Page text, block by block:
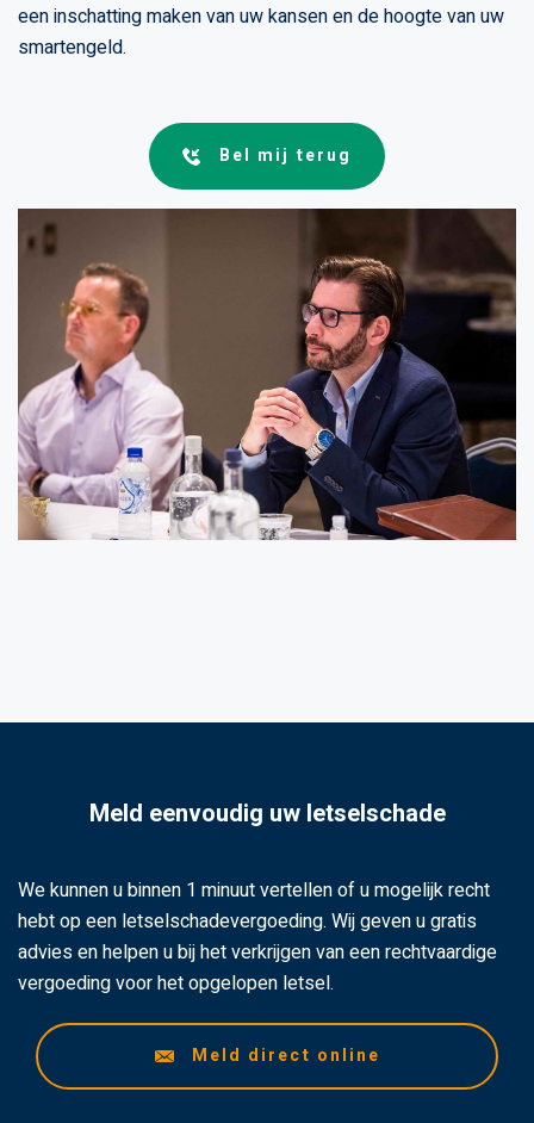
een inschatting maken van uw kansen en de hoogte van uw
smartengeld.
Bel mij terug
Meld eenvoudig uw letselschade
We kunnen u binnen 1 minuut vertellen of u mogelijk recht
hebt op een letselschadevergoeding. Wij geven u gratis
advies en helpen u bij het verkrijgen van een rechtvaardige
vergoeding voor het opgelopen letsel.
Meld direct online